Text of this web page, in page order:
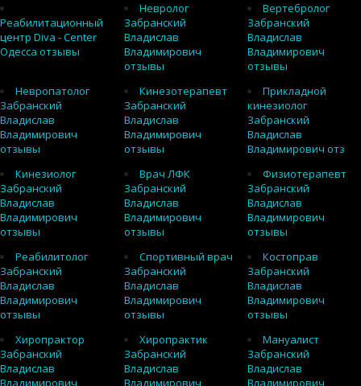
Реабилитационный
центр Diva - Center
Одесса отзывы
Невролог
Забранский
Владислав
Владимирович
отзывы
Вертебролог
Забранский
Владислав
Владимирович
отзывы
Невропатолог
Забранский
Владислав
Владимирович
отзывы
Кинезотерапевт
Забранский
Владислав
Владимирович
отзывы
Прикладной
кинезиолог
Забранский
Владислав
Владимирович отз
Кинезиолог
Забранский
Владислав
Владимирович
отзывы
Врач ЛФК
Забранский
Владислав
Владимирович
отзывы
Физиотерапевт
Забранский
Владислав
Владимирович
отзывы
Реабилитолог
Забранский
Владислав
Владимирович
отзывы
Спортивный врач
Забранский
Владислав
Владимирович
отзывы
Костоправ
Забранский
Владислав
Владимирович
отзывы
Хиропрактор
Забранский
Владислав
Владимирович
Хиропрактик
Забранский
Владислав
Владимирович
Мануалист
Забранский
Владислав
Владимирович